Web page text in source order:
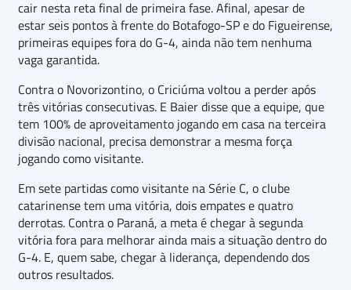
cair nesta reta final de primeira fase. Afinal, apesar de
estar seis pontos à frente do Botafogo-SP e do Figueirense,
primeiras equipes fora do G-4, ainda não tem nenhuma
vaga garantida.
Contra o Novorizontino, o Criciúma voltou a perder após
três vitórias consecutivas. E Baier disse que a equipe, que
tem 100% de aproveitamento jogando em casa na terceira
divisão nacional, precisa demonstrar a mesma força
jogando como visitante.
Em sete partidas como visitante na Série C, o clube
catarinense tem uma vitória, dois empates e quatro
derrotas. Contra o Paraná, a meta é chegar à segunda
vitória fora para melhorar ainda mais a situação dentro do
G-4. E, quem sabe, chegar à liderança, dependendo dos
outros resultados.